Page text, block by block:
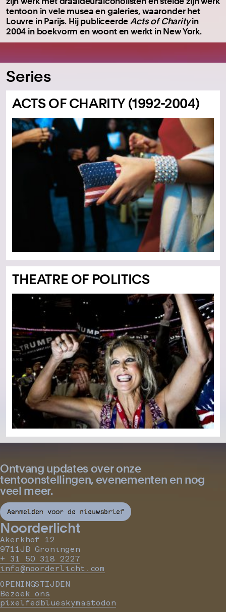
tentoon in vele musea en galeries, waaronder het
Louvre in Parijs. Hij publiceerdeActs of Charityin
2004 in boekvorm en woont en werkt in New York.
Series
ACTS OF CHARITY (1992-2004)
THEATRE OF POLITICS
Ontvang updates over onze
tentoonstellingen, evenementen en nog
veel meer.
Aanmelden voor de nieuwsbrief
Noorderlicht
Akerkhof 12
9711JB Groningen
+ 31 50 318 2227
info@noorderlicht.com
OPENINGSTIJDEN
Bezoek ons
pixelfedblueskymastodon